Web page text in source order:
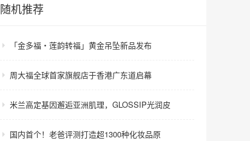
随机推荐
「金多福・莲韵转福」黄金吊坠新品发布
周大福全球首家旗舰店于香港广东道启幕
米兰高定基因邂逅亚洲肌理，GLOSSIP光润皮
国内首个！老爸评测打造超1300种化妆品原